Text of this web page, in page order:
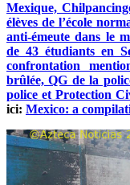
Mexique,
élèves de l’école
anti-émeute dans le
de 43 étudiants en
confrontation
brûlée, QG de la
police et Protection
ici: Mexico: a